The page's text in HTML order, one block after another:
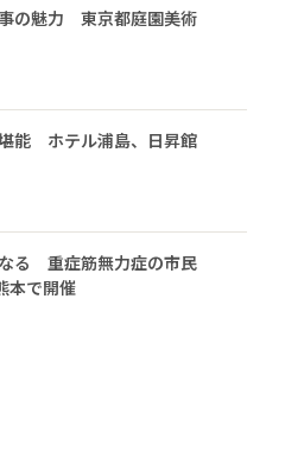
の魅力 東京都庭園美術
能 ホテル浦島、日昇館
る 重症筋無力症の市民
本で開催